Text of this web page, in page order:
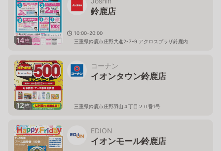
14枚
鈴鹿店
10:00-20:00
三重県鈴鹿市庄野共進2-7-9 アクロスプラザ鈴鹿内
12枚
コーナン
イオンタウン鈴鹿店
三重県鈴鹿市庄野羽山４丁目２０番1号
EDION
イオンモール鈴鹿店